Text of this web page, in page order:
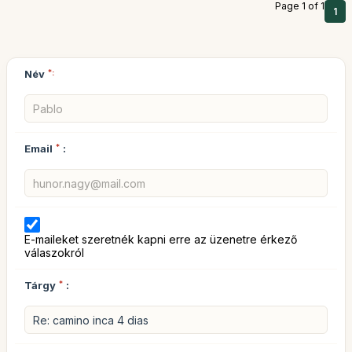
Page 1 of 1 1
Név *:
Email * :
E-maileket szeretnék kapni erre az üzenetre érkező
válaszokról
Tárgy * :